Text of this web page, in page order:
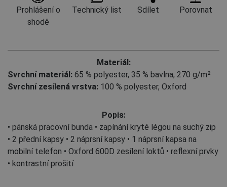
Prohlášení o
shodě
Technický list Sdílet Porovnat
Materiál:
Svrchní materiál: 65 % polyester, 35 % bavlna, 270 g/m²
Svrchní zesílená vrstva: 100 % polyester, Oxford
Popis:
• pánská pracovní bunda • zapínání kryté légou na suchý zip
• 2 přední kapsy • 2 náprsní kapsy • 1 náprsní kapsa na
mobilní telefon • Oxford 600D zesílení loktů • reflexní prvky
• kontrastní prošití